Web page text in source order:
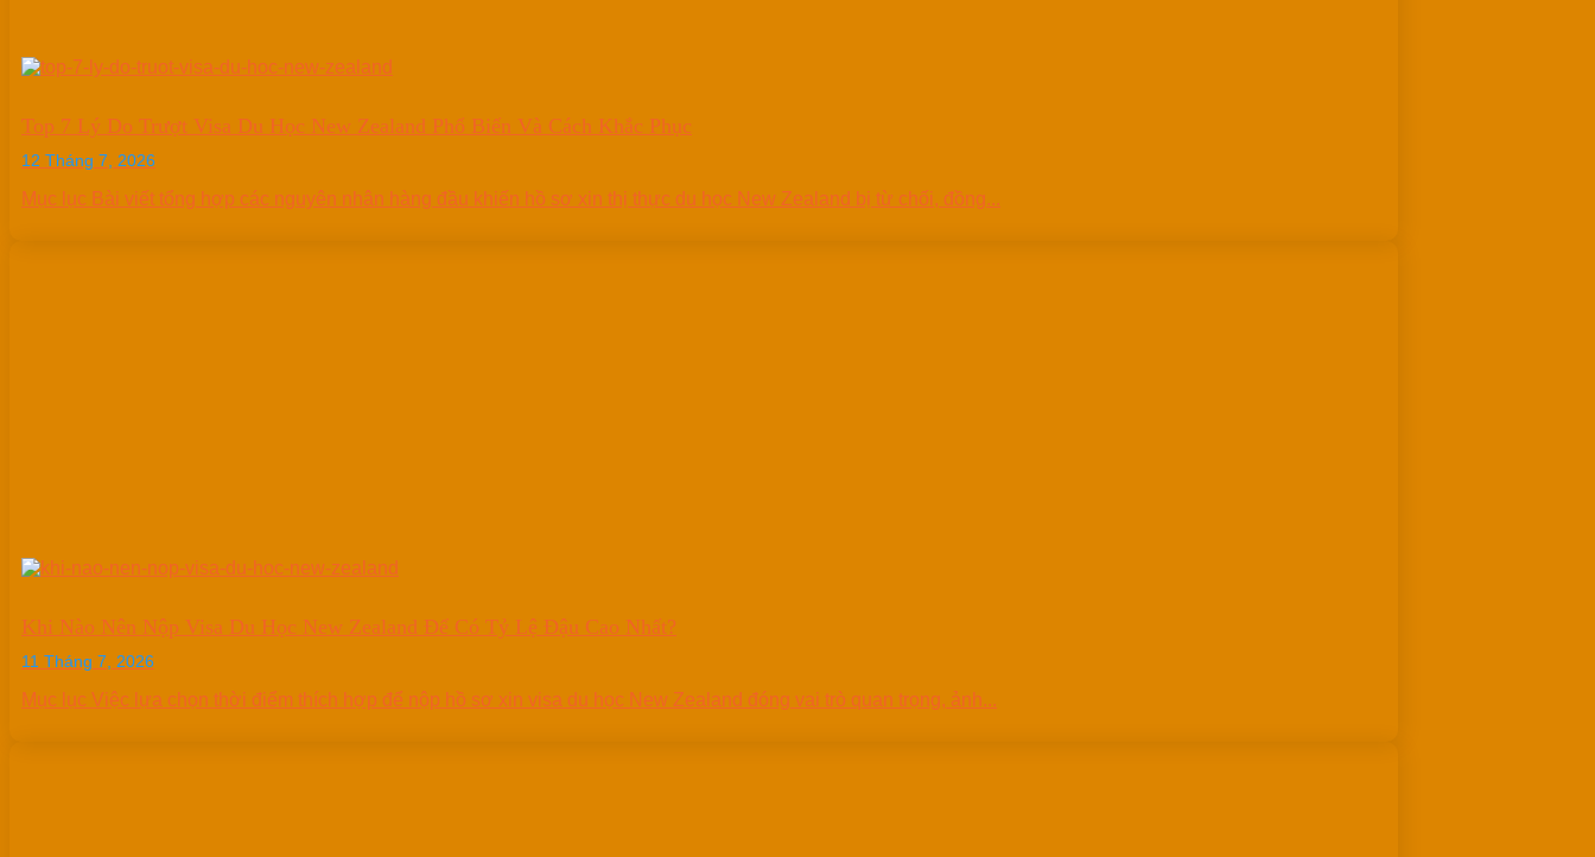
Top 7 Lý Do Trượt Visa Du Học New Zealand Phổ Biến Và Cách Khắc Phục
12 Tháng 7, 2026
Mục lục Bài viết tổng hợp các nguyên nhân hàng đầu khiến hồ sơ xin thị thực du học New Zealand bị từ chối, đồng...
Khi Nào Nên Nộp Visa Du Học New Zealand Để Có Tỷ Lệ Đậu Cao Nhất?
11 Tháng 7, 2026
Mục lục Việc lựa chọn thời điểm thích hợp để nộp hồ sơ xin visa du học New Zealand đóng vai trò quan trọng, ảnh...